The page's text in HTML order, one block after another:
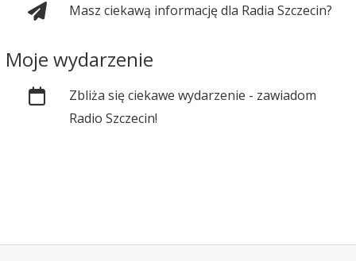
Masz ciekawą informację dla Radia Szczecin?
Moje wydarzenie
Zbliża się ciekawe wydarzenie - zawiadom
Radio Szczecin!